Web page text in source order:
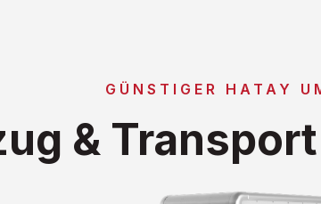
GÜNSTIGER HATAY
&